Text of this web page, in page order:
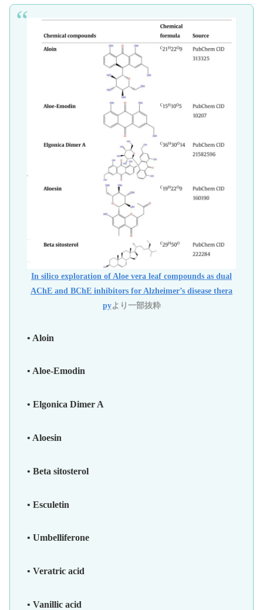
In silico exploration of Aloe vera leaf compounds as dual
AChE and BChE inhibitors for Alzheimer’s disease thera
pyより一部抜粋
• Aloin
• Aloe-Emodin
• Elgonica Dimer A
• Aloesin
• Beta sitosterol
• Esculetin
• Umbelliferone
• Veratric acid
• Vanillic acid